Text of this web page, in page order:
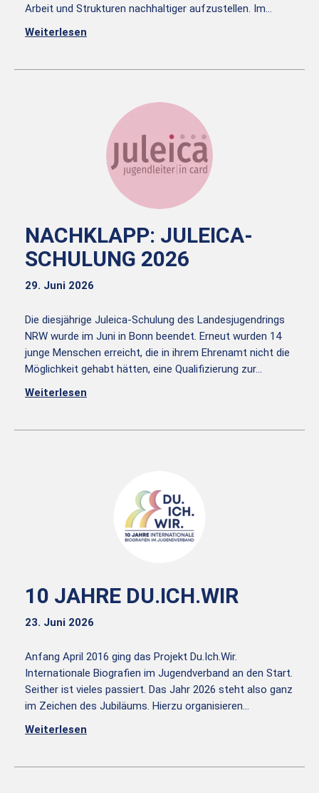
Arbeit und Strukturen nachhaltiger aufzustellen. Im…
Weiterlesen
NACHKLAPP: JULEICA-
SCHULUNG 2026
29. Juni 2026
Die diesjährige Juleica-Schulung des Landesjugendrings
NRW wurde im Juni in Bonn beendet. Erneut wurden 14
junge Menschen erreicht, die in ihrem Ehrenamt nicht die
Möglichkeit gehabt hätten, eine Qualifizierung zur…
Weiterlesen
10 JAHRE DU.ICH.WIR
23. Juni 2026
Anfang April 2016 ging das Projekt Du.Ich.Wir.
Internationale Biografien im Jugendverband an den Start.
Seither ist vieles passiert. Das Jahr 2026 steht also ganz
im Zeichen des Jubiläums. Hierzu organisieren…
Weiterlesen